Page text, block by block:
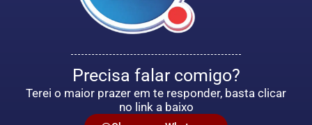
Precisa falar comigo?
Terei o maior prazer em te responder, basta clicar
no link a baixo